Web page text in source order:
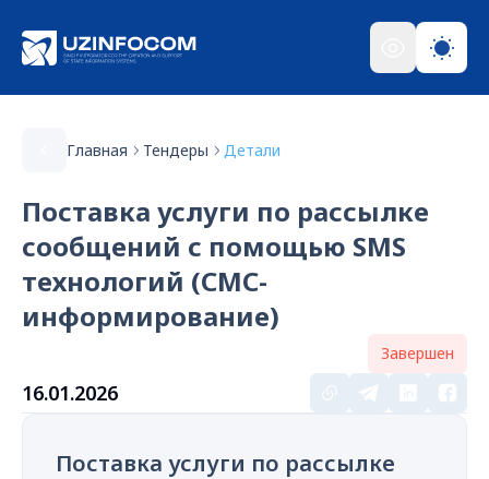
Главная Тендеры Детали
Поставка услуги по рассылке
сообщений с помощью SMS
технологий (СМС-
информирование)
Завершен
16.01.2026
Поставка услуги по рассылке